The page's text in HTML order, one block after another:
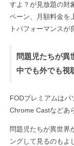
すよ？が見放題の対
ペーン、月額料金を
トパフォーマンスが
問題児たちが異
中でも外でも視
FODプレミアムはパ
Chrome Castなどあ
問題児たちが異世界
ングして見るのもよ